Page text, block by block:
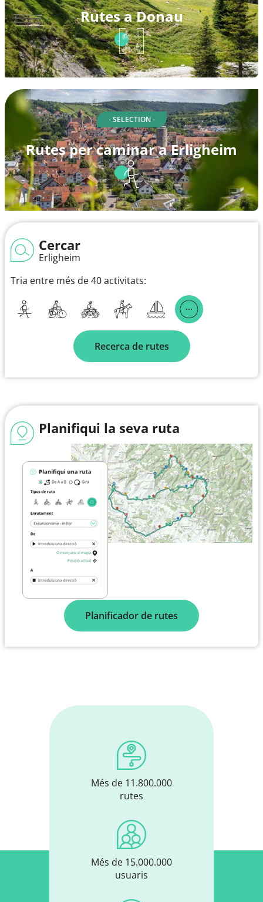
Rutes a Donau
- SELECTION -
Rutes per caminar a Erligheim
Cercar
Erligheim
Tria entre més de 40 activitats:
Recerca de rutes
Planifiqui la seva ruta
Planificador de rutes
Més de 11.800.000
rutes
Més de 15.000.000
usuaris